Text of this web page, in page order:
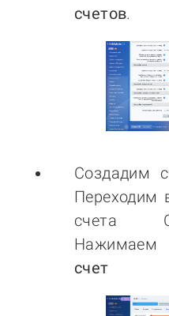
счетов.
Создадим
Переходим
счета
Нажимаем
счет